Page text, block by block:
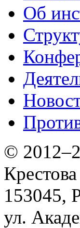
Об
©
153045,
ул.